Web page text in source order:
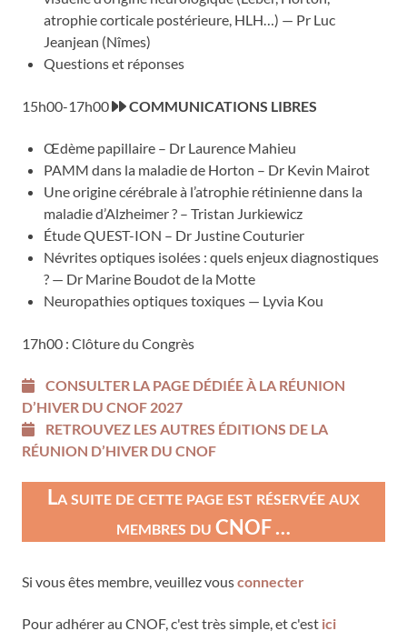
atrophie corticale postérieure, HLH…) — Pr Luc
Jeanjean (Nîmes)
Questions et réponses
15h00-17h00 COMMUNICATIONS LIBRES
Œdème papillaire – Dr Laurence Mahieu
PAMM dans la maladie de Horton – Dr Kevin Mairot
Une origine cérébrale à l’atrophie rétinienne dans la
maladie d’Alzheimer ? – Tristan Jurkiewicz
Étude QUEST-ION – Dr Justine Couturier
Névrites optiques isolées : quels enjeux diagnostiques
? — Dr Marine Boudot de la Motte
Neuropathies optiques toxiques — Lyvia Kou
17h00 : Clôture du Congrès
CONSULTER LA PAGE DÉDIÉE À LA RÉUNION
D’HIVER DU CNOF 2027
RETROUVEZ LES AUTRES ÉDITIONS DE LA
RÉUNION D’HIVER DU CNOF
La suite de cette page est réservée aux
membres du CNOF …
Si vous êtes membre, veuillez vousconnecter
Pour adhérer au CNOF, c'est très simple, et c'est ici